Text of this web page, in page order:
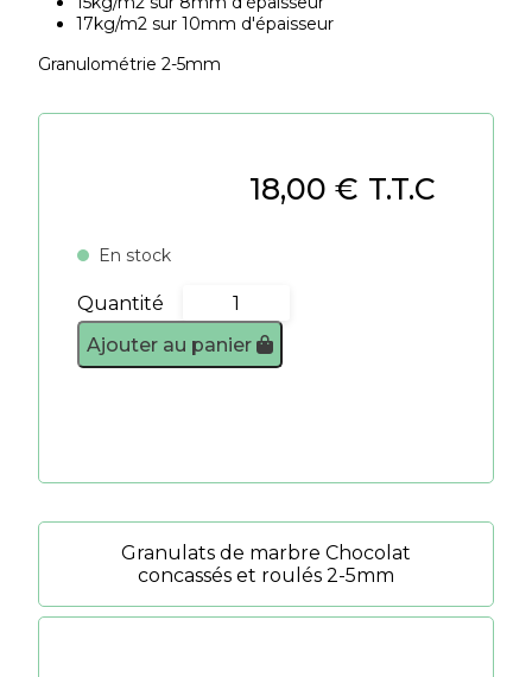
17kg/m2 sur 10mm d'épaisseur
Granulométrie 2-5mm
18,00 € T.T.C
quantité
de
Chocolat
Quantité
Ajouter au panier
En stock
Granulats de marbre Chocolat
concassés et roulés 2-5mm